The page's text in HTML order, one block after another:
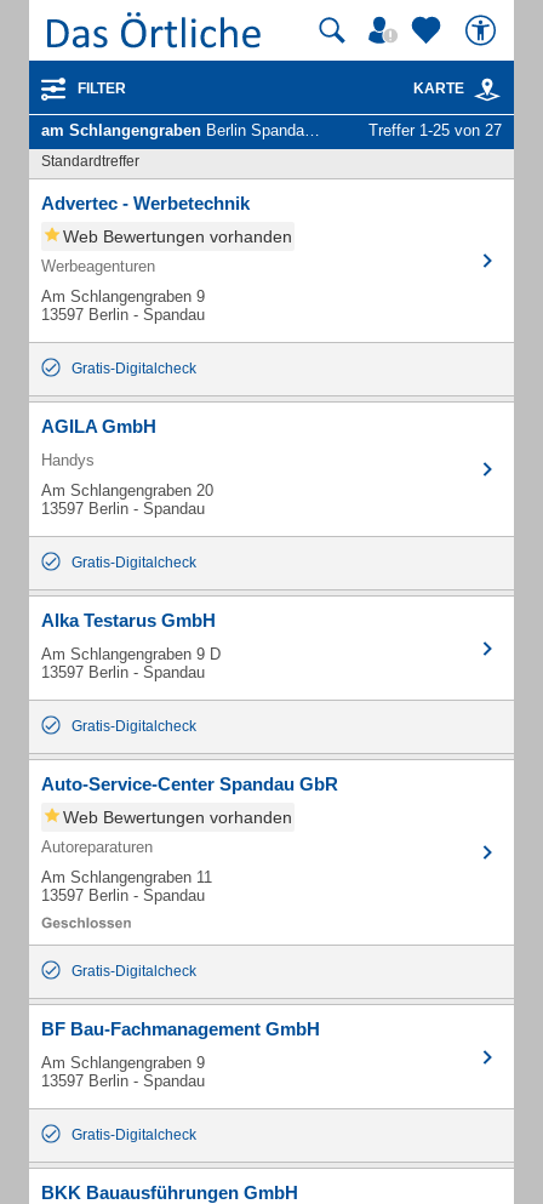
FILTER KARTE
am Schlangengraben Berlin Spandau - Unternehmen und Personen Treffer 1-25 von 27
Standardtreffer
Advertec - Werbetechnik
Web Bewertungen vorhanden
Werbeagenturen
Am Schlangengraben 9
13597 Berlin - Spandau
Gratis-Digitalcheck
AGILA GmbH
Handys
Am Schlangengraben 20
13597 Berlin - Spandau
Gratis-Digitalcheck
Alka Testarus GmbH
Am Schlangengraben 9 D
13597 Berlin - Spandau
Gratis-Digitalcheck
Auto-Service-Center Spandau GbR
Web Bewertungen vorhanden
Autoreparaturen
Am Schlangengraben 11
13597 Berlin - Spandau
Gratis-Digitalcheck
BF Bau-Fachmanagement GmbH
Am Schlangengraben 9
13597 Berlin - Spandau
Gratis-Digitalcheck
BKK Bauausführungen GmbH